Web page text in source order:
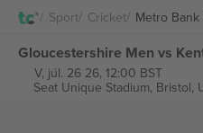
Sport Cricket Metro
V, júl. 26 26, 12:00 BST
Seat Unique Stadium, Bristol,